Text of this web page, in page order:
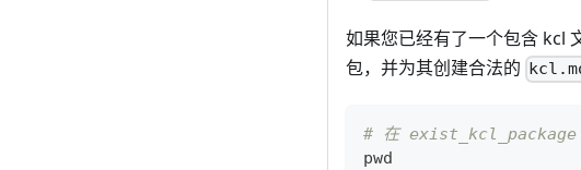
如果您已经有了一个包含 kcl
包，并为其创建合法的
# 在 exist_kcl_package
pwd